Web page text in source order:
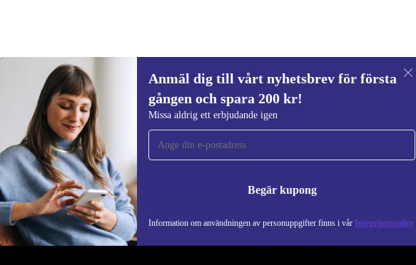
Anmäl dig till vårt nyhetsbrev för första
gången och spara 200 kr!
Missa aldrig ett erbjudande igen
Begär kupong
Information om användningen av personuppgifter finns i vår Integritetspolicy
Anmäl dig till vårt nyhetsbrev för första
gången och spara 200 kr!
Missa aldrig ett erbjudande igen.
Information om